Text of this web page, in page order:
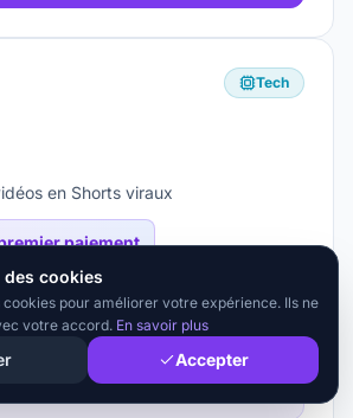
Tech
en Shorts viraux
paiement
cookies
cookies pour améliorer votre expérience. Ils ne
votre accord. En savoir plus
Accepter